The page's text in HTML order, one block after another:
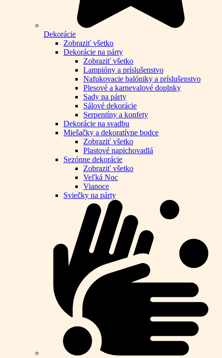
Dekorácie
Zobraziť všetko
Dekorácie na párty
Zobraziť všetko
Lampióny a príslušenstvo
Nafukovacie balóniky a príslušenstvo
Plesové a karnevalové doplnky
Sady na párty
Sálové dekorácie
Serpentíny a konfety
Dekorácie na svadbu
Miešačky a dekoratívne bodce
Zobraziť všetko
Plastové napichovadlá
Sezónne dekorácie
Zobraziť všetko
Veľká Noc
Vianoce
Sviečky na párty